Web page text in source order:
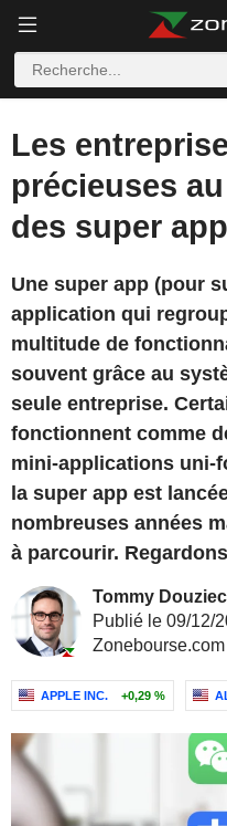
Les
précieuses
des super
Une super app (pour
application qui
multitude de
souvent grâce au
seule entreprise.
fonctionnent comme
mini-applications uni-
la super app est
nombreuses années
à parcourir.
Tommy
Publié le 09/12/
Zonebourse.com
APPLE INC. +0,29 %